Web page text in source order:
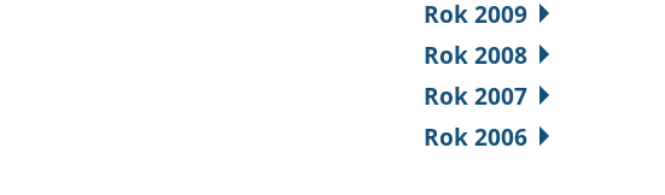
Rok 2009
Rok 2008
Rok 2007
Rok 2006